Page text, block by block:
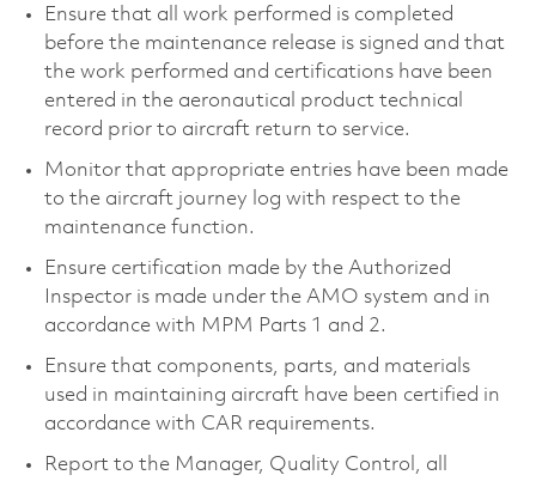
Ensure that all work performed is completed
before the maintenance release is signed and that
the work performed and certifications have been
entered in the aeronautical product technical
record prior to aircraft return to service.
Monitor that appropriate entries have been made
to the aircraft journey log with respect to the
maintenance function.
Ensure certification made by the Authorized
Inspector is made under the AMO system and in
accordance with MPM Parts 1 and 2.
Ensure that components, parts, and materials
used in maintaining aircraft have been certified in
accordance with CAR requirements.
Report to the Manager, Quality Control, all